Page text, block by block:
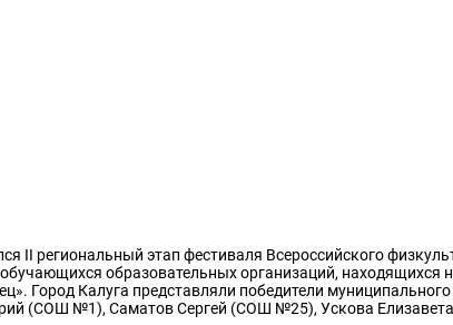
II региональный этап фестиваля Всероссийского
образовательных организаций, находящихся
Город Калуга представляли победители
(СОШ №1), Саматов Сергей (СОШ №25), Ускова